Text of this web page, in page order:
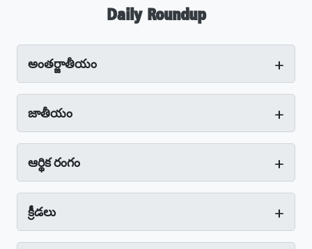
Daily Roundup
అంతర్జాతీయం +
జాతీయం +
ఆర్థిక రంగం +
క్రీడలు +